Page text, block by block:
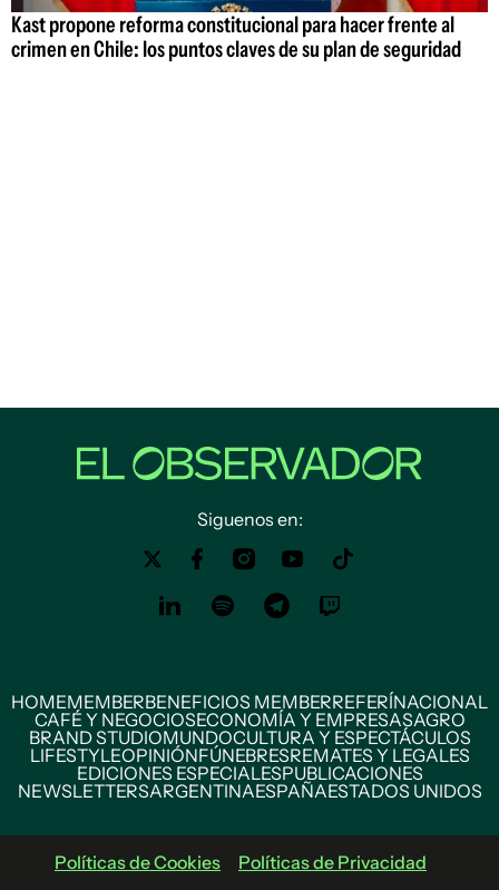
Kast propone reforma constitucional para hacer frente al
crimen en Chile: los puntos claves de su plan de seguridad
Siguenos en:
HOMEMEMBERBENEFICIOS MEMBERREFERÍNACIONAL
CAFÉ Y NEGOCIOSECONOMÍA Y EMPRESASAGRO
BRAND STUDIOMUNDOCULTURA Y ESPECTÁCULOS
LIFESTYLEOPINIÓNFÚNEBRESREMATES Y LEGALES
EDICIONES ESPECIALESPUBLICACIONES
NEWSLETTERSARGENTINAESPAÑAESTADOS UNIDOS
Políticas de Cookies
Políticas de Privacidad